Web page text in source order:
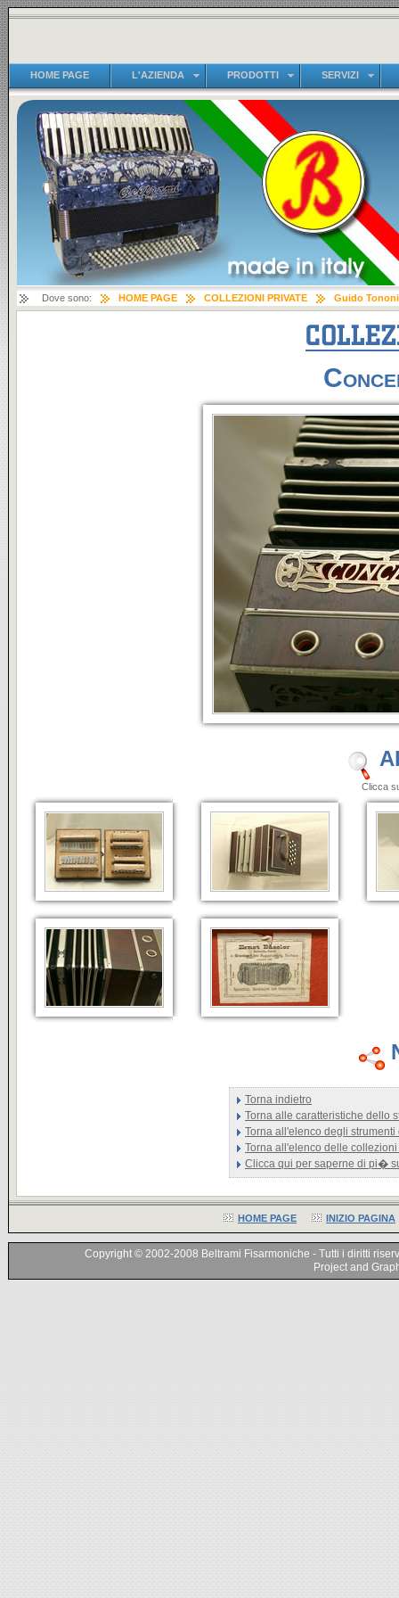
HOME PAGE L'AZIENDA PRODOTTI SERVIZI
Dove sono: HOME PAGE COLLEZIONI PRIVATE Guido Tononi
Clicca sulle
Torna indietro
Torna alle caratteristiche dello
Torna all'elenco degli
Torna all'elenco delle
Clicca qui per saperne di pi�
HOME PAGE INIZIO PAGINA
Copyright © 2002-2008 Beltrami Fisarmoniche - Tutti i diritti
Project and